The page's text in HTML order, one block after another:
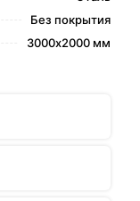
Без покрытия
3000х2000 мм